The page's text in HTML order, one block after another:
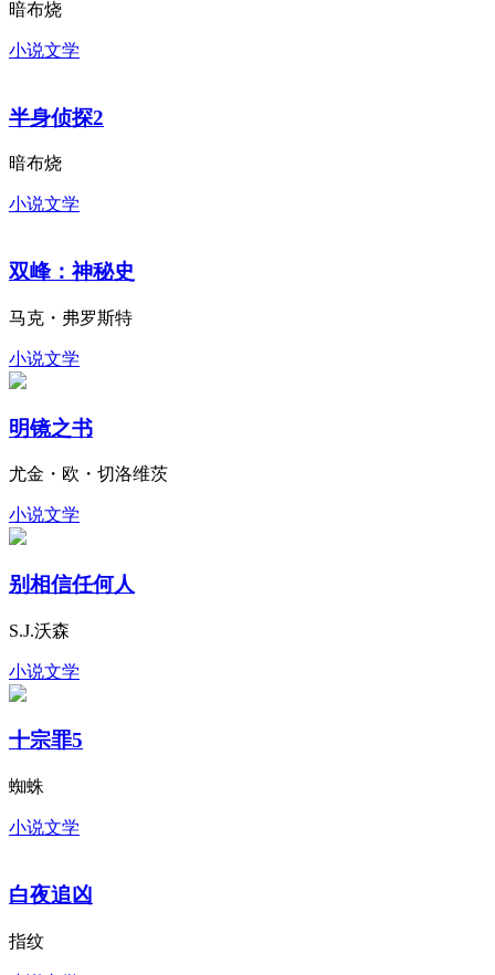
暗布烧
小说文学
半身侦探2
暗布烧
小说文学
双峰：神秘史
马克・弗罗斯特
小说文学
明镜之书
尤金・欧・切洛维茨
小说文学
别相信任何人
S.J.沃森
小说文学
十宗罪5
蜘蛛
小说文学
白夜追凶
指纹